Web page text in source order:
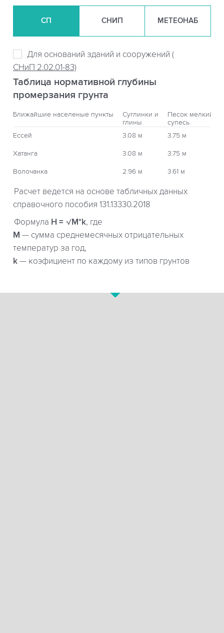
СП СНИП МЕТЕОНАБ
Для оснований зданий и сооружений (
СНиП 2.02.01-83)
Таблица нормативной глубины
промерзания грунта
Ближайшие населеные пункты
Суглинки и
глины
Песок мелкий,
супесь
Ессей
3.08 м 3.75 м
Хатанга 3.08 м 3.75 м
Волочанка 2.96 м 3.61 м
Расчет ведется на основе табличных данных
справочного пособия 131.13330.2018
Формула H = √M*k, где
М — сумма среднемесячных отрицательных
температур за год,
k — коэфициент по каждому из типов грунтов